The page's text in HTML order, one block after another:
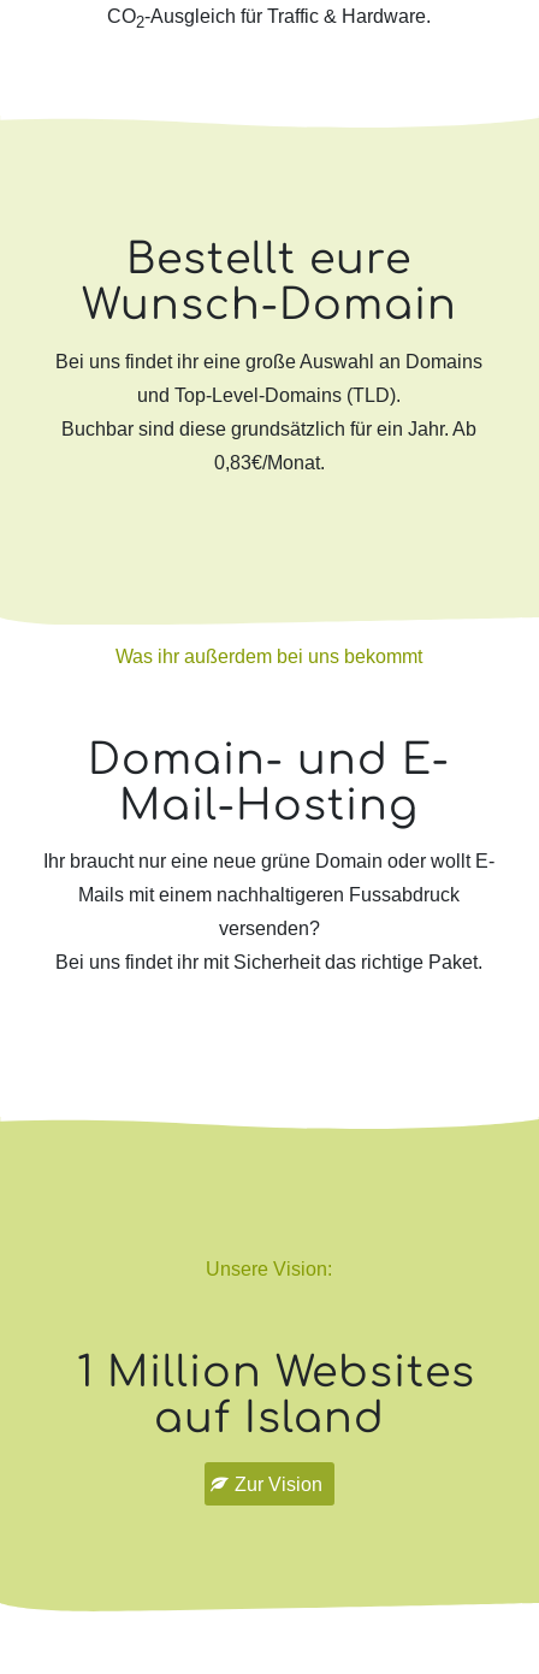
CO2-Ausgleich für Traffic & Hardware.
Bestellt eure
Wunsch-Domain
Bei uns findet ihr eine große Auswahl an Domains
und Top-Level-Domains (TLD).
Buchbar sind diese grundsätzlich für ein Jahr. Ab
0,83€/Monat.
Was ihr außerdem bei uns bekommt
Domain- und E-
Mail-Hosting
Ihr braucht nur eine neue grüne Domain oder wollt E-
Mails mit einem nachhaltigeren Fussabdruck
versenden?
Bei uns findet ihr mit Sicherheit das richtige Paket.
Unsere Vision:
1 Million Websites
auf Island
Zur Vision